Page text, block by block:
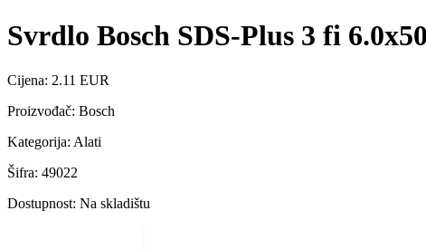
Svrdlo Bosch SDS-Plus 3 fi
Cijena: 2.11 EUR
Proizvođač: Bosch
Kategorija: Alati
Šifra: 49022
Dostupnost: Na skladištu